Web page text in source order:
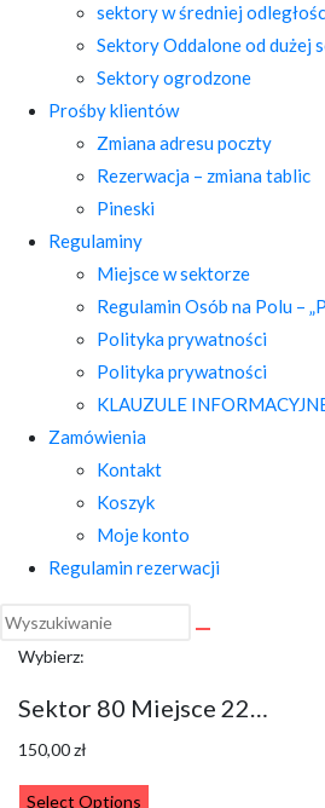
sektory w średniej
Sektory Oddalone od dużej
Sektory ogrodzone
Prośby klientów
Zmiana adresu poczty
Rezerwacja – zmiana tablic
Pineski
Regulaminy
Miejsce w sektorze
Regulamin Osób na Polu –
Polityka prywatności
Polityka prywatności
KLAUZULE
Zamówienia
Kontakt
Koszyk
Moje konto
Regulamin rezerwacji
Wybierz:
Sektor 80 Miejsce 22…
150,00zł
Select Options